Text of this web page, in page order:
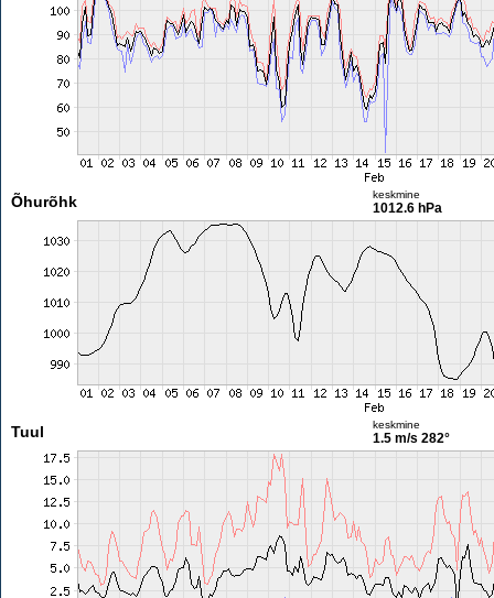
Õhurõhk keskmine
1012.6 hPa
Tuul keskmine
1.5 m/s 282°